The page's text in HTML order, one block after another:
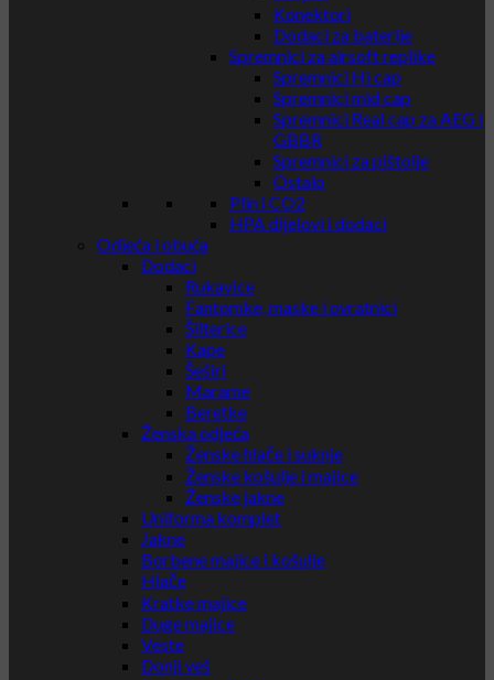
Konektori
Dodaci za baterije
Spremnici za airsoft replike
Spremnici Hi cap
Spremnici mid cap
Spremnici Real cap za AEG i
GBBR
Spremnici za pištolje
Ostalo
Plin i CO2
HPA dijelovi i dodaci
Odjeća i obuća
Dodaci
Rukavice
Fantomke, maske i ovratnici
Šilterice
Kape
Šeširi
Marame
Beretke
Ženska odjeća
Ženske hlače i suknje
Ženske košulje i majice
Ženske jakne
Uniforma komplet
Jakne
Borbene majice i košulje
Hlače
Kratke majice
Duge majice
Veste
Donji veš